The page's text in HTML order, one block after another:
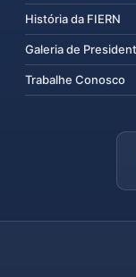
História da FIERN
Galeria de
Trabalhe Conosco